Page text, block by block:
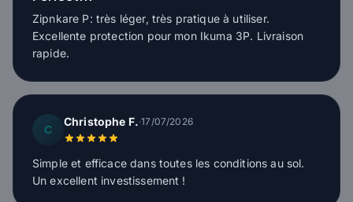
Zipnkare P: très léger, très pratique à utiliser.
Excellente protection pour mon Ikuma 3P. Livraison
rapide.
C
Christophe F.·17/07/2026
Simple et efficace dans toutes les conditions au sol.
Un excellent investissement !